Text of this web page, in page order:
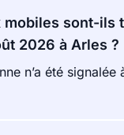
mobiles sont-ils
2026 à Arles ?
n’a été signalée